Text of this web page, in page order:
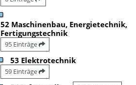
52 Maschinenbau, Energietechnik,
Fertigungstechnik
95 Einträge
53 Elektrotechnik
59 Einträge